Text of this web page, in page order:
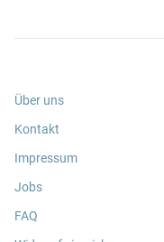
Über uns
Kontakt
Impressum
Jobs
FAQ